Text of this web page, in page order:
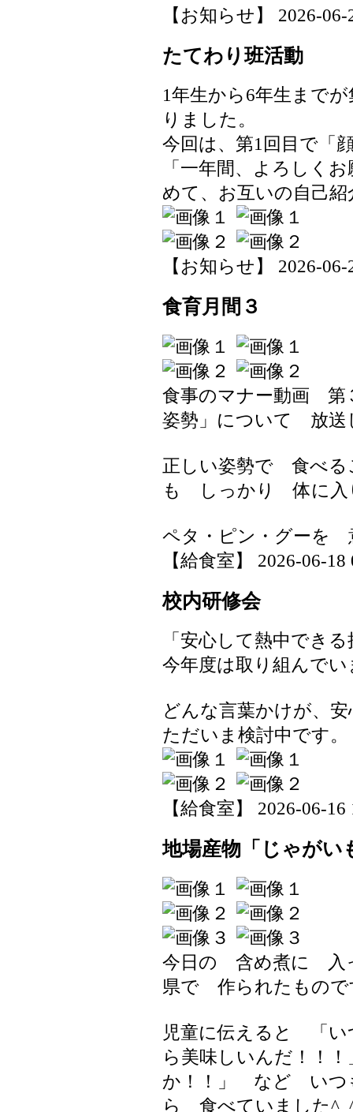
【お知らせ】 2026-
たてわり班活動
1年生から6年生まで
りました。
今回は、第1回目で「
「一年間、よろしく
めて、お互いの自己
【お知らせ】 2026-
食育月間３
食事のマナー動画 第
姿勢」について 放送
正しい姿勢で 食べ
も しっかり 体に入
ペタ・ピン・グーを
【給食室】 2026-06-
校内研修会
「安心して熱中でき
今年度は取り組んでい
どんな言葉かけが、
ただいま検討中です。
【給食室】 2026-06-
地場産物「じゃがい
今日の 含め煮に 入
県で 作られたもので
児童に伝えると 「
ら美味しいんだ！！
か！！」 など いつ
ら 食べていました